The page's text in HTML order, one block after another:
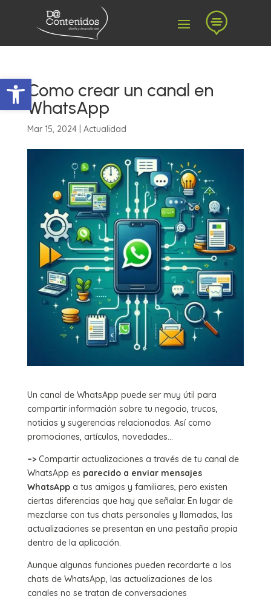
Abrir barra de herramientas

Como crear un canal en
WhatsApp
Mar 15, 2024| Actualidad
Un canal de WhatsApp puede ser muy útil para
compartir información sobre tu negocio, trucos,
noticias y sugerencias relacionadas. Así como
promociones, artículos, novedades…
–>Compartir actualizaciones a través de tu canal de
WhatsApp es parecido a enviar mensajes
WhatsAppa tus amigos y familiares, pero existen
ciertas diferencias que hay que señalar. En lugar de
mezclarse con tus chats personales y llamadas, las
actualizaciones se presentan en una pestaña propia
dentro de la aplicación.
Aunque algunas funciones pueden recordarte a los
chats de WhatsApp, las actualizaciones de los
canales no se tratan de conversaciones